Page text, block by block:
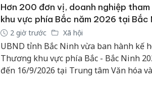
Hơn 200 đơn vị, doanh nghiệp
khu vực phía Bắc năm 2026 tại Bắc
2 giờ trước Xã hội
UBND tỉnh Bắc Ninh vừa ban hành kế
Thương khu vực phía Bắc - Bắc Ninh
đến 16/9/2026 tại Trung tâm Văn hóa